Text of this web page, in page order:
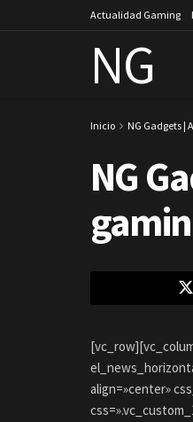
Actualidad Gaming
NG
Inicio NG Gadgets |
NG
align=»center»